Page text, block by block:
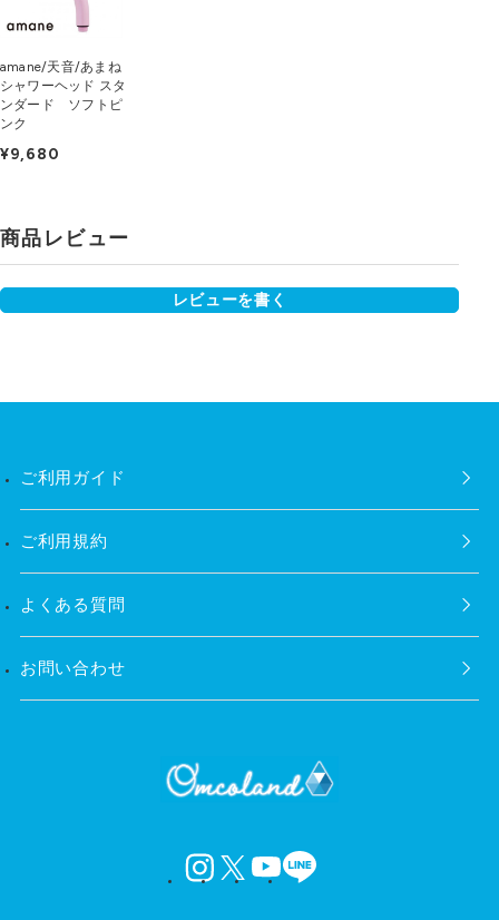
amane/天音/あまね
シャワーヘッド スタ
ンダード ソフトピ
ンク
¥9,680
商品レビュー
レビューを書く
ご利用ガイド
ご利用規約
よくある質問
お問い合わせ
instagram
X YouTubeLINE